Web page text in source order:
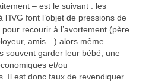
– est le suivant : les
font l’objet de pressions de
recourir à l’avortement (père
amis…) alors même
souvent garder leur bébé, une
et/ou
Il est donc faux de revendiquer